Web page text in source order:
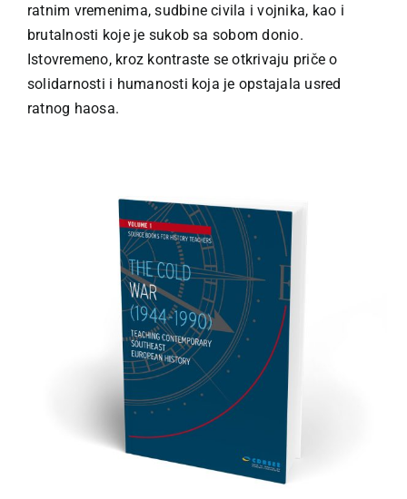
ratnim vremenima, sudbine civila i vojnika, kao i
brutalnosti koje je sukob sa sobom donio.
Istovremeno, kroz kontraste se otkrivaju priče o
solidarnosti i humanosti koja je opstajala usred
ratnog haosa.